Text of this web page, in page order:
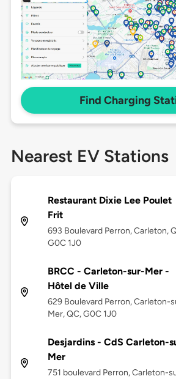
Find Charging
Nearest EV Stations
Restaurant Dixie Lee Poulet
Frit
693 Boulevard Perron, Carleton,
G0C 1J0
BRCC - Carleton-sur-Mer -
Hôtel de Ville
629 Boulevard Perron, Carleton-
Mer, QC, G0C 1J0
Desjardins - CdS Carleton-
Mer
751 boulevard Perron, Carleton-